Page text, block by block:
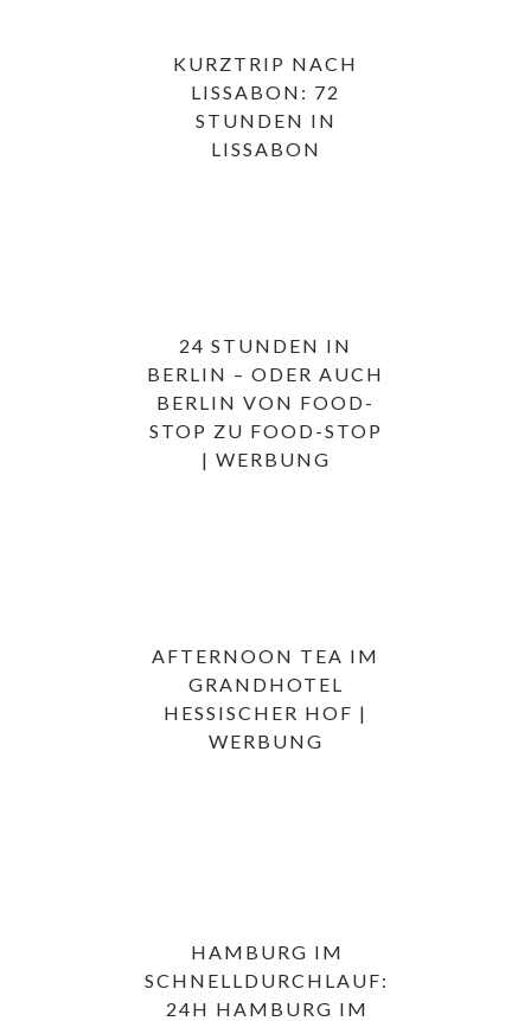
KURZTRIP NACH
LISSABON: 72
STUNDEN IN
LISSABON
24 STUNDEN IN
BERLIN – ODER AUCH
BERLIN VON FOOD-
STOP ZU FOOD-STOP
| WERBUNG
AFTERNOON TEA IM
GRANDHOTEL
HESSISCHER HOF |
WERBUNG
HAMBURG IM
SCHNELLDURCHLAUF:
24H HAMBURG IM